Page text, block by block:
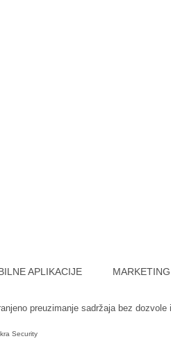
APLIKACIJE MARKETING
preuzimanje sadržaja bez dozvole
Security